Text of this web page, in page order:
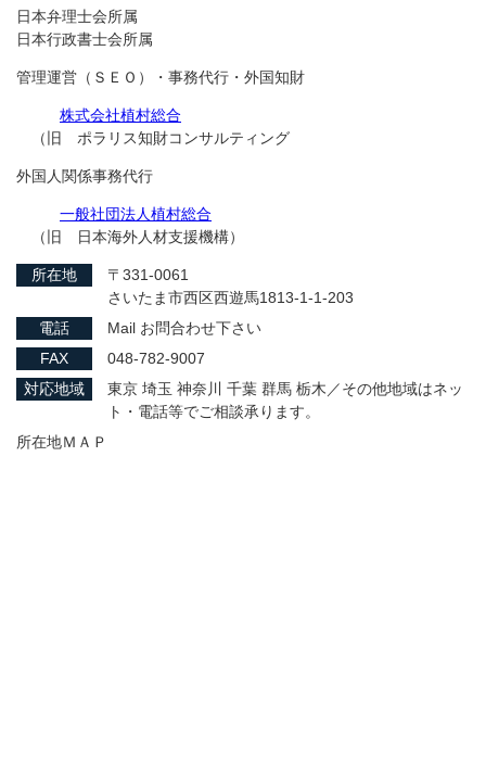
日本弁理士会所属
日本行政書士会所属
管理運営（ＳＥＯ）・事務代行・外国知財
株式会社植村総合
（旧 ポラリス知財コンサルティング
外国人関係事務代行
一般社団法人植村総合
（旧 日本海外人材支援機構）
所在地
〒331-0061
さいたま市西区西遊馬1813-1-1-203
電話
Mail お問合わせ下さい
FAX
048-782-9007
対応地域
東京 埼玉 神奈川 千葉 群馬 栃木／その他地域はネッ
ト・電話等でご相談承ります。
所在地ＭＡＰ